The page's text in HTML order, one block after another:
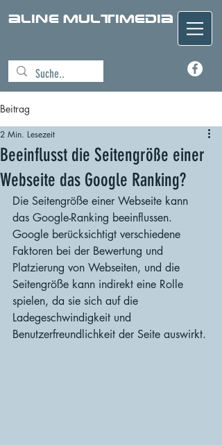
aline Multimedia
Beitrag
Beeinflusst die Seitengröße einer
Webseite das Google Ranking?
2 Min. Lesezeit
Die Seitengröße einer Webseite kann
das Google-Ranking beeinflussen.
Google berücksichtigt verschiedene
Faktoren bei der Bewertung und
Platzierung von Webseiten, und die
Seitengröße kann indirekt eine Rolle
spielen, da sie sich auf die
Ladegeschwindigkeit und
Benutzerfreundlichkeit der Seite auswirkt.